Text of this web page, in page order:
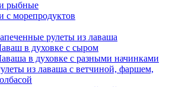
рыбные
с морепродуктов
рулеты из лаваша
в духовке с сыром
в духовке с разными начинками
из лаваша с ветчиной, фаршем,